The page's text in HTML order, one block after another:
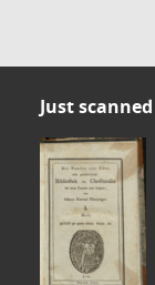
Just scanned